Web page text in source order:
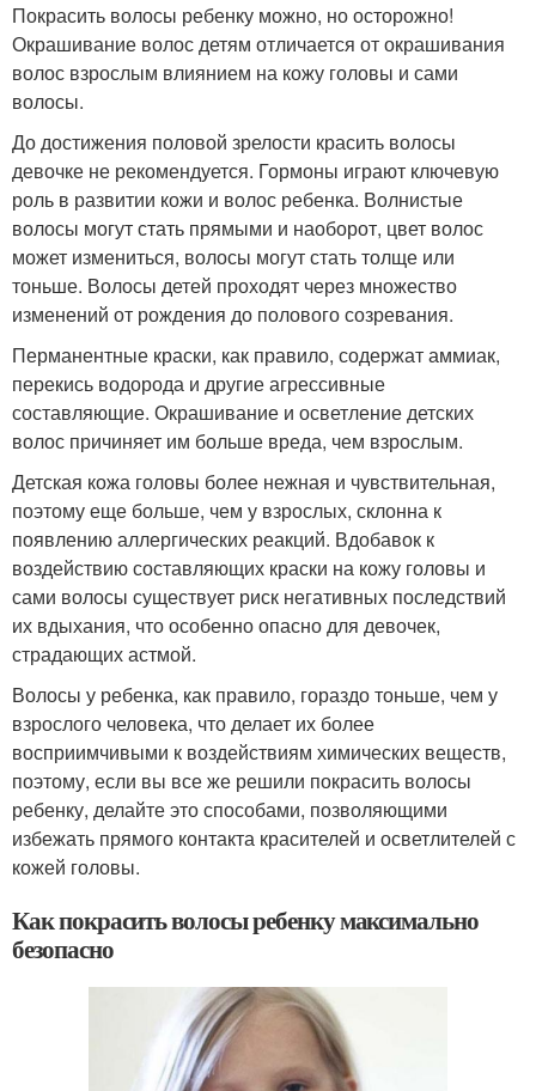
Покрасить волосы ребенку можно, но осторожно!
Окрашивание волос детям отличается от окрашивания
волос взрослым влиянием на кожу головы и сами
волосы.
До достижения половой зрелости красить волосы
девочке не рекомендуется. Гормоны играют ключевую
роль в развитии кожи и волос ребенка. Волнистые
волосы могут стать прямыми и наоборот, цвет волос
может измениться, волосы могут стать толще или
тоньше. Волосы детей проходят через множество
изменений от рождения до полового созревания.
Перманентные краски, как правило, содержат аммиак,
перекись водорода и другие агрессивные
составляющие. Окрашивание и осветление детских
волос причиняет им больше вреда, чем взрослым.
Детская кожа головы более нежная и чувствительная,
поэтому еще больше, чем у взрослых, склонна к
появлению аллергических реакций. Вдобавок к
воздействию составляющих краски на кожу головы и
сами волосы существует риск негативных последствий
их вдыхания, что особенно опасно для девочек,
страдающих астмой.
Волосы у ребенка, как правило, гораздо тоньше, чем у
взрослого человека, что делает их более
восприимчивыми к воздействиям химических веществ,
поэтому, если вы все же решили покрасить волосы
ребенку, делайте это способами, позволяющими
избежать прямого контакта красителей и осветлителей с
кожей головы.
Как покрасить волосы ребенку максимально
безопасно